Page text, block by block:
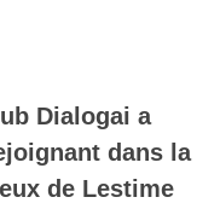
Dialogai a
dans la
de Lestime